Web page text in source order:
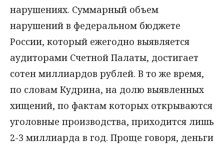
нарушениях. Суммарный объем
нарушений в федеральном бюджете
России, который ежегодно выявляется
аудиторами Счетной Палаты, достигает
сотен миллиардов рублей. В то же время,
по словам Кудрина, на долю выявленных
хищений, по фактам которых открываются
уголовные производства, приходится лишь
2-3 миллиарда в год. Проще говоря, деньги